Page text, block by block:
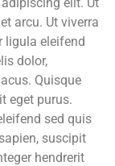
arcu. Ut viverra
ligula eleifend
dolor,
Quisque
eget purus.
sed quis
suscipit
hendrerit